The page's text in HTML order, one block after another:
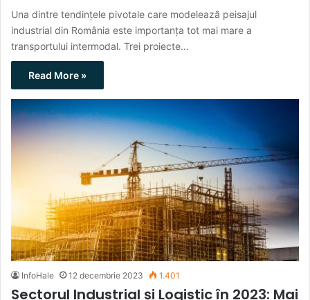
Una dintre tendințele pivotale care modelează peisajul
industrial din România este importanța tot mai mare a
transportului intermodal. Trei proiecte…
Read More »
InfoHale 12 decembrie 2023 1.401
Sectorul Industrial și Logistic în 2023: Mai